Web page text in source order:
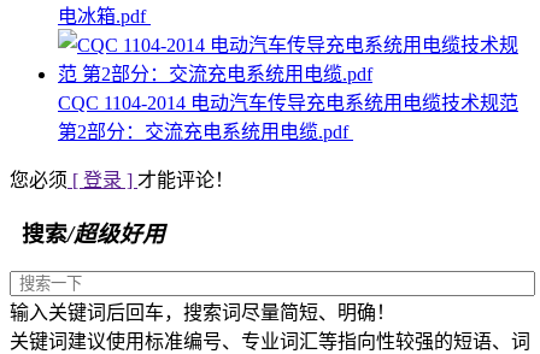
电冰箱.pdf
CQC 1104-2014 电动汽车传导充电系统用电缆技术规范
第2部分：交流充电系统用电缆.pdf
您必须 [ 登录 ] 才能评论！
搜索/超级好用
输入关键词后回车，搜索词尽量简短、明确！
关键词建议使用标准编号、专业词汇等指向性较强的短语、词